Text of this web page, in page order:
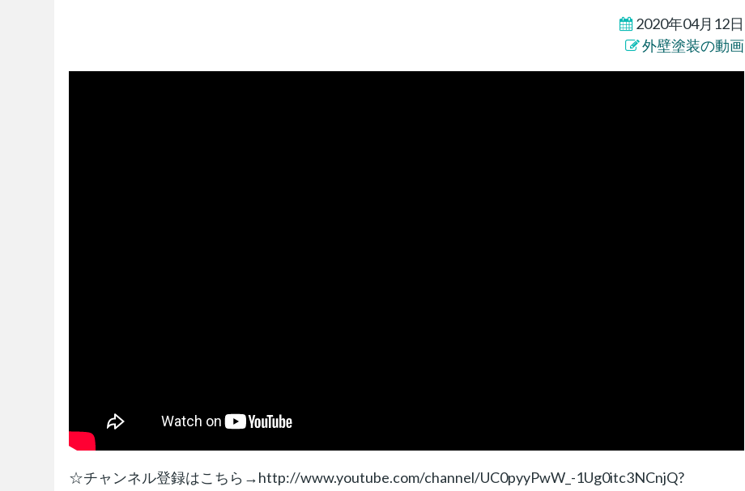
2020年04月12日
外壁塗装の動画
☆チャンネル登録はこちら→http://www.youtube.com/channel/UC0pyyPwW_-1Ug0itc3NCnjQ?